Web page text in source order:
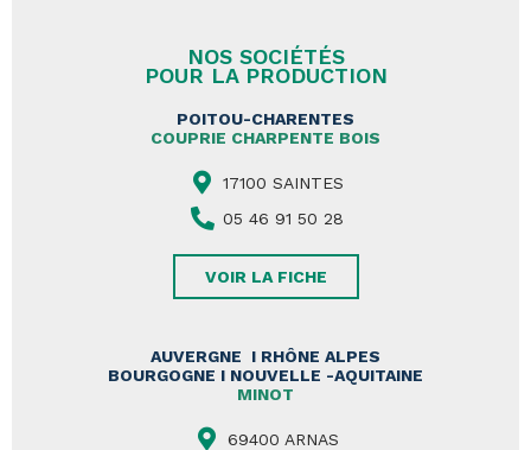
NOS SOCIÉTÉS
POUR LA PRODUCTION
POITOU-CHARENTES
COUPRIE CHARPENTE BOIS
17100 SAINTES
05 46 91 50 28
VOIR LA FICHE
AUVERGNE I RHÔNE ALPES
BOURGOGNE I NOUVELLE -AQUITAINE
MINOT
69400 ARNAS